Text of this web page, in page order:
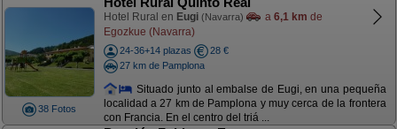
38 Fotos
Hotel Rural en Eugi (Navarra) a 6,1 km de
Egozkue (Navarra)
24-36+14 plazas
28 €
27 km de Pamplona
Situado junto al embalse de Eugi, en una pequeña
localidad a 27 km de Pamplona y muy cerca de la frontera
con Francia. En el centro del triá ...